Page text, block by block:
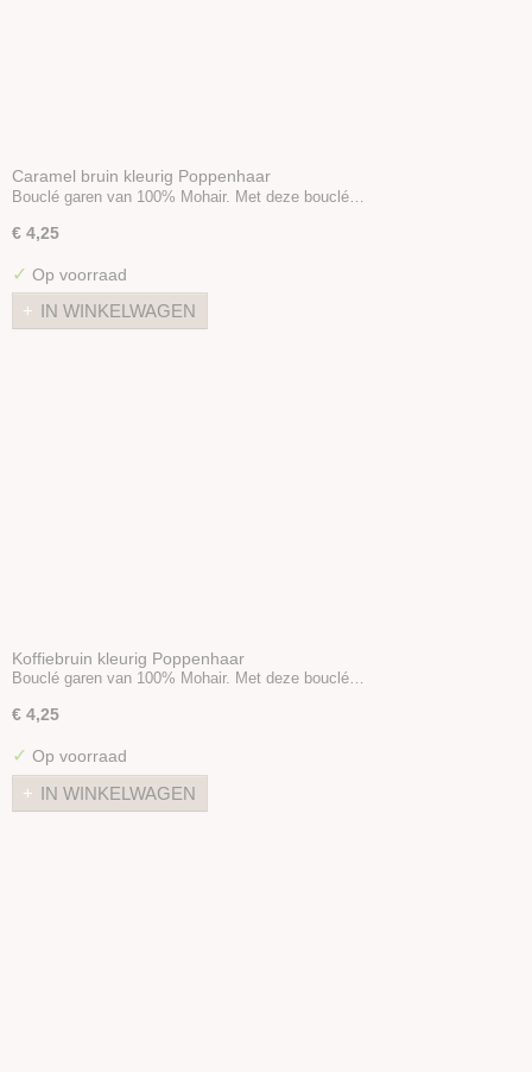
Caramel bruin kleurig Poppenhaar
Bouclé garen van 100% Mohair. Met deze bouclé…
€ 4,25
✓ Op voorraad
IN WINKELWAGEN
Koffiebruin kleurig Poppenhaar
Bouclé garen van 100% Mohair. Met deze bouclé…
€ 4,25
✓ Op voorraad
IN WINKELWAGEN